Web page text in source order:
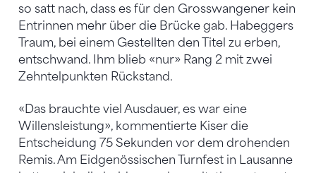
so satt nach, dass es für den Grosswangener kein
Entrinnen mehr über die Brücke gab. Habeggers
Traum, bei einem Gestellten den Titel zu erben,
entschwand. Ihm blieb «nur» Rang 2 mit zwei
Zehntelpunkten Rückstand.
«Das brauchte viel Ausdauer, es war eine
Willensleistung», kommentierte Kiser die
Entscheidung 75 Sekunden vor dem drohenden
Remis. Am Eidgenössischen Turnfest in Lausanne